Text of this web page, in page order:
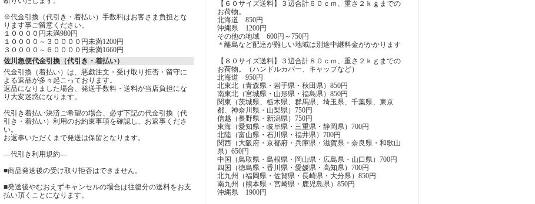
※代金引換（代引き・着払い）手数料はお客さま負担とな
ります事ご留意ください。
１００００円未満980円
１００００～３００００円未満1200円
３００００～６００００円未満1660円
佐川急便代金引換（代引き・着払い）
代金引換（着払い）は、悪戯注文・受け取り拒否・留守に
よる返品が多々起こっております。
返品になりました場合、発送手数料・送料が当店負担にな
り大変迷惑になります。
代引き着払い決済ご希望の場合、必ず下記の代金引換（代
引き・着払い）利用のお約束事項を確認し、お返事くださ
い。
お返事いただくまで発送は保留となります。
―代引き利用規約―
■商品発送後の受け取り拒否はできません。
■発送後やむおえずキャンセルの場合は往復分の送料をお支
払い頂くことになります。
【６０サイズ送料】３辺合計６０ｃｍ、重さ２ｋｇまでの
お荷物。
北海道 850円
沖縄県 1200円
その他の地域 600円～750円
＊離島など配達が難しい地域は別途中継料金がかかります
【８０サイズ送料】３辺合計８０ｃｍ、重さ２ｋｇまでの
お荷物。（ハンドルカバー、キャップなど）
北海道 950円
北東北（青森県・岩手県・秋田県）850円
南東北（宮城県・山形県・福島県）850円
関東（茨城県、栃木県、群馬県、埼玉県、千葉県、東京
都、神奈川県・山梨県）750円
信越（長野県・新潟県）750円
東海（愛知県・岐阜県・三重県・静岡県）700円
北陸（富山県・石川県・福井県）700円
関西（大阪府・京都府・兵庫県・滋賀県・奈良県・和歌山
県）650円
中国（鳥取県・島根県・岡山県・広島県・山口県）700円
四国（徳島県・香川県・愛媛県・高知県）700円
北九州（福岡県・佐賀県・長崎県・大分県）850円
南九州（熊本県・宮崎県・鹿児島県）850円
沖縄県 1900円